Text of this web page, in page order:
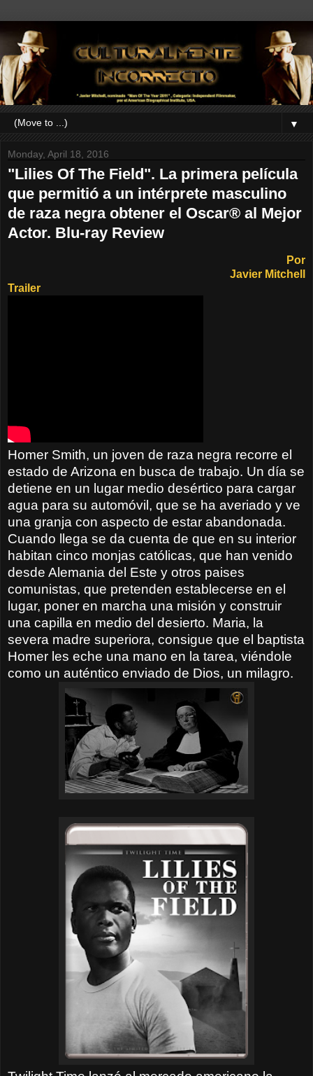
▼
Monday, April 18, 2016
"Lilies Of The Field". La primera película
que permitió a un intérprete masculino
de raza negra obtener el Oscar® al Mejor
Actor. Blu-ray Review
Por
Javier Mitchell
Trailer
Homer Smith, un joven de raza negra recorre el
estado de Arizona en busca de trabajo. Un día se
detiene en un lugar medio desértico para cargar
agua para su automóvil, que se ha averiado y ve
una granja con aspecto de estar abandonada.
Cuando llega se da cuenta de que en su interior
habitan cinco monjas católicas, que han venido
desde Alemania del Este y otros paises
comunistas, que pretenden establecerse en el
lugar, poner en marcha una misión y construir
una capilla en medio del desierto. Maria, la
severa madre superiora, consigue que el baptista
Homer les eche una mano en la tarea, viéndole
como un auténtico enviado de Dios, un milagro.